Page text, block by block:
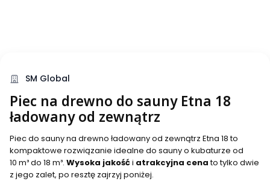
SM Global
Piec na drewno do sauny Etna 18
ładowany od zewnątrz
Piec do sauny na drewno ładowany od zewnątrz Etna 18 to
kompaktowe rozwiązanie idealne do sauny o kubaturze od
10 m³ do 18 m³. Wysoka jakośći atrakcyjna cenato tylko dwie
z jego zalet, po resztę zajrzyj poniżej.